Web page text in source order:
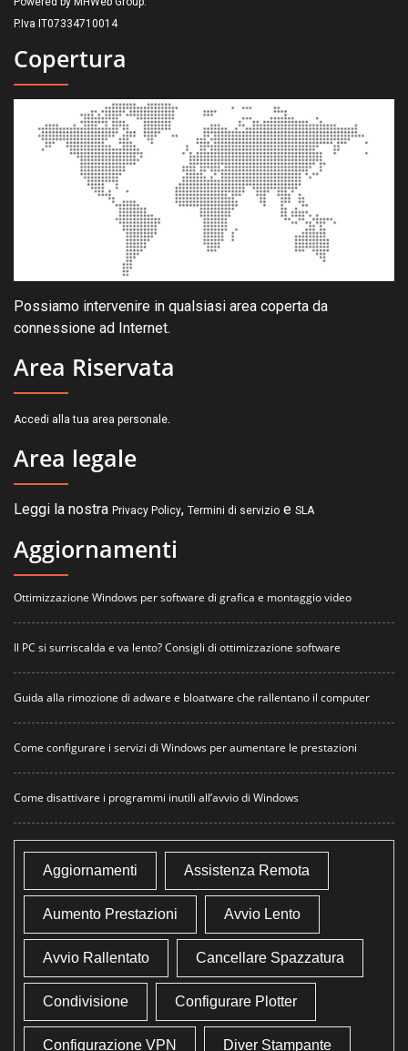
P.Iva IT07334710014
Copertura
Possiamo intervenire in qualsiasi area coperta da
connessione ad Internet.
Area Riservata
Accedi alla tua area personale.
Area legale
Leggi la nostra Privacy Policy, Termini di servizio e SLA
Aggiornamenti
Ottimizzazione Windows per software di grafica e montaggio video
Il PC si surriscalda e va lento? Consigli di ottimizzazione software
Guida alla rimozione di adware e bloatware che rallentano il computer
Come configurare i servizi di Windows per aumentare le prestazioni
Come disattivare i programmi inutili all’avvio di Windows
Aggiornamenti Assistenza Remota
Aumento Prestazioni Avvio Lento
Avvio Rallentato Cancellare Spazzatura
Condivisione Configurare Plotter
Configurazione VPN Diver Stampante